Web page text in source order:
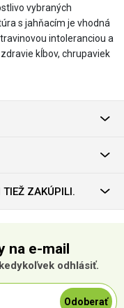
vybraných
s jahňacím je vhodná
intoleranciou a
kĺbov, chrupaviek
ZAKÚPILI.
na e-mail
odhlásiť.
Odoberať